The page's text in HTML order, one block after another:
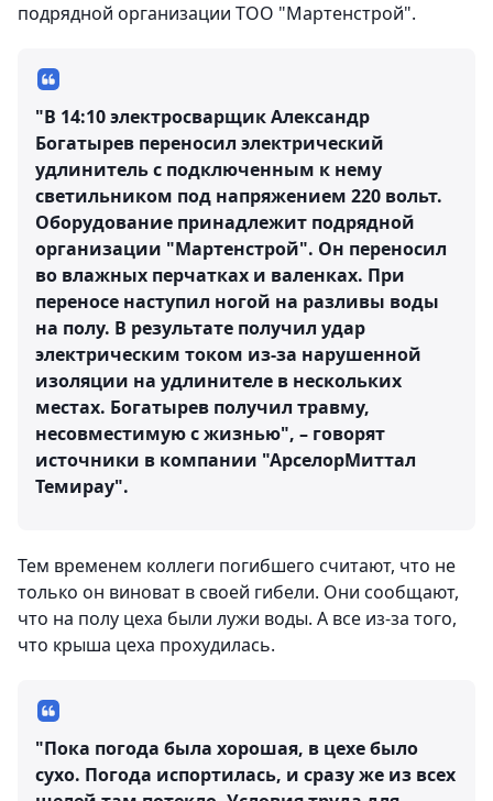
подрядной организации ТОО "Мартенстрой".
"В 14:10 электросварщик Александр
Богатырев переносил электрический
удлинитель с подключенным к нему
светильником под напряжением 220 вольт.
Оборудование принадлежит подрядной
организации "Мартенстрой". Он переносил
во влажных перчатках и валенках. При
переносе наступил ногой на разливы воды
на полу. В результате получил удар
электрическим током из-за нарушенной
изоляции на удлинителе в нескольких
местах. Богатырев получил травму,
несовместимую с жизнью", – говорят
источники в компании "АрселорМиттал
Темирау".
Тем временем коллеги погибшего считают, что не
только он виноват в своей гибели. Они сообщают,
что на полу цеха были лужи воды. А все из-за того,
что крыша цеха прохудилась.
"Пока погода была хорошая, в цехе было
сухо. Погода испортилась, и сразу же из всех